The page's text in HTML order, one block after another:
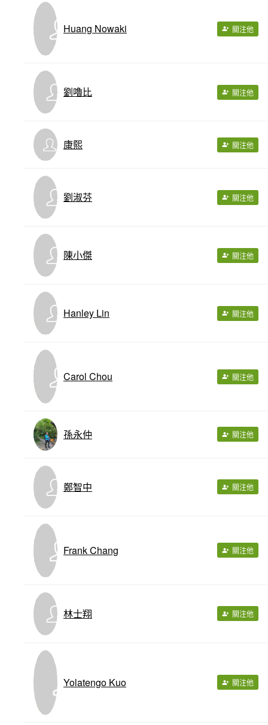
Huang Nowaki 關注他
劉嚕比 關注他
康熙 關注他
劉淑芬 關注他
陳小傑 關注他
Hanley Lin 關注他
Carol Chou 關注他
孫永仲 關注他
鄭智中 關注他
Frank Chang 關注他
林士翔 關注他
Yolatengo Kuo 關注他